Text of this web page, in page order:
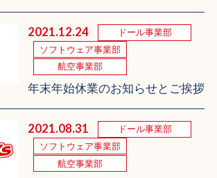
2021.12.24
ドール事業部
ソフトウェア事業部
航空事業部
年末年始休業のお知らせとご挨拶
2021.08.31
ドール事業部
ソフトウェア事業部
航空事業部